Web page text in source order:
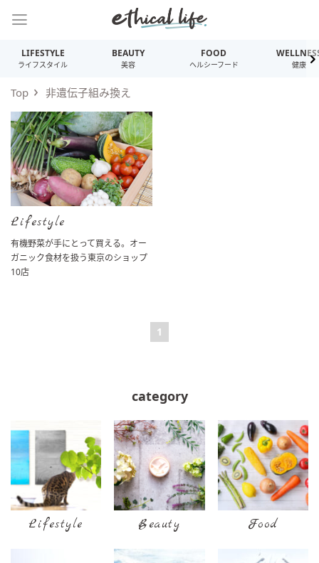
LIFESTYLE
ライフスタイル
BEAUTY
美容
FOOD
ヘルシーフード 健康
Top 非遺伝子組み換え
Lifestyle
有機野菜が手にとって買える。オー
ガニック食材を扱う東京のショップ
10店
1
category
Lifestyle Beauty Food